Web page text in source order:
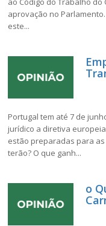
aprovação no
este...
Portugal tem até 7 de
jurídico a diretiva
estão preparadas para
terão? O que ganh...
o